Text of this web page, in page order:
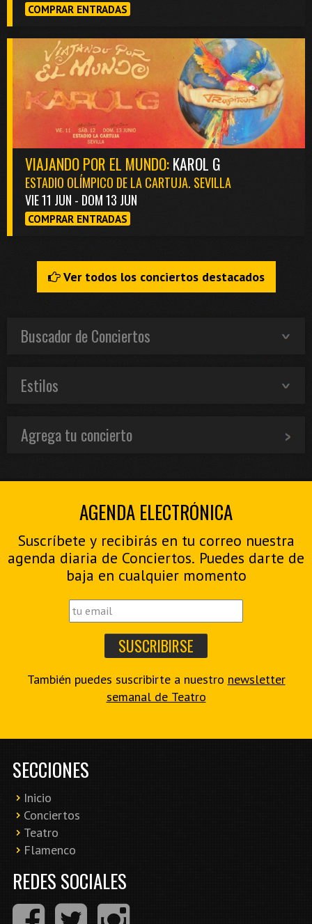
COMPRAR ENTRADAS
VIAJANDO POR EL MUNDO:KAROL G
ESTADIO OLÍMPICO DE LA CARTUJA. SEVILLA
VIE 11 JUN - DOM 13 JUN
COMPRAR ENTRADAS
Ver todos los conciertos destacados
Buscador de Conciertos
Estilos
Agrega tu concierto
AGENDA ELECTRÓNICA
Suscríbete y recibirás en tu correo nuestra
agenda diaria de Conciertos. Puedes darte de
baja en cualquier momento
También puedes suscribirte a nuestro newsletter
semanal de Teatro
SECCIONES
Inicio
Conciertos
Teatro
Flamenco
REDES SOCIALES